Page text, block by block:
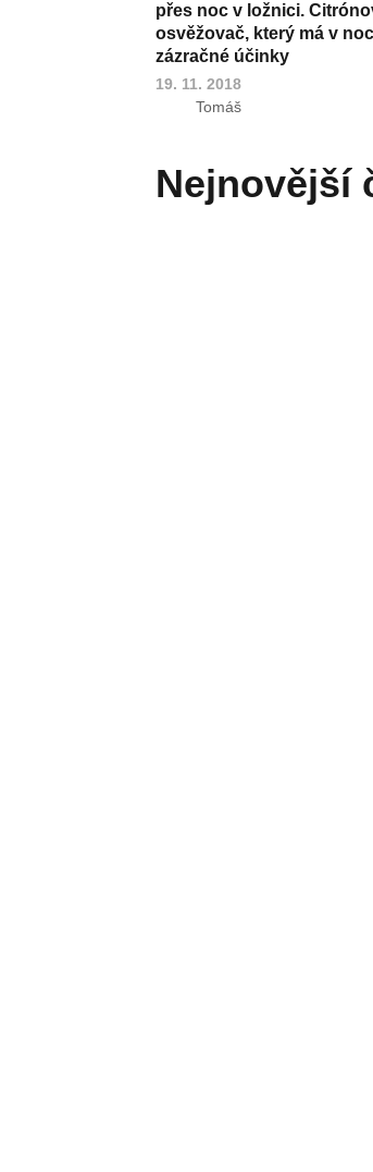
přes noc v ložnici.
osvěžovač, který má v
zázračné účinky
19. 11. 2018
Tomáš